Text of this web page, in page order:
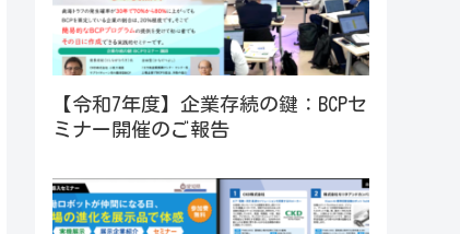
【令和7年度】企業存続の鍵：BCPセ
ミナー開催のご報告